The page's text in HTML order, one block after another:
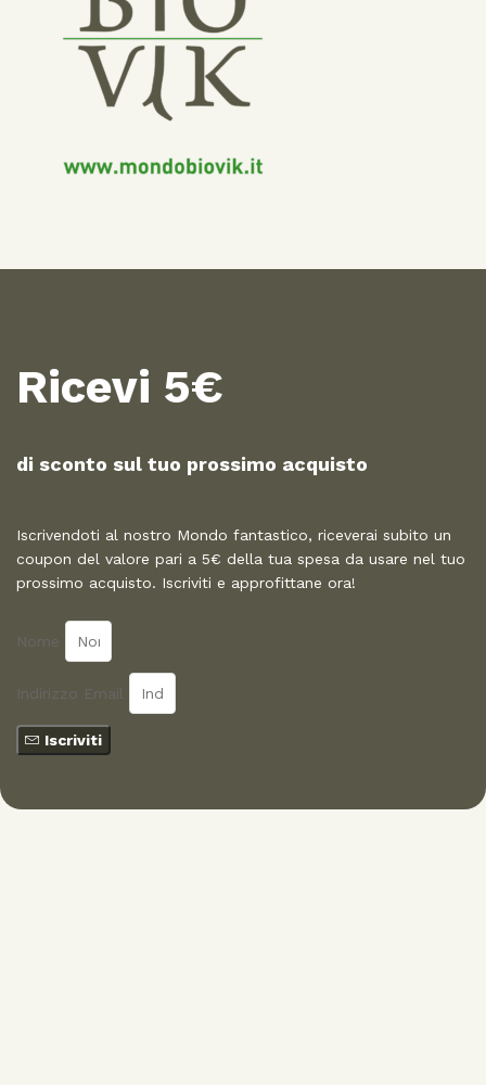
Ricevi 5€
di sconto sul tuo prossimo acquisto​
Iscrivendoti al nostro Mondo fantastico, riceverai subito un
coupon del valore pari a 5€ della tua spesa da usare nel tuo
prossimo acquisto. Iscriviti e approfittane ora!
Nome
Indirizzo Email
Iscriviti